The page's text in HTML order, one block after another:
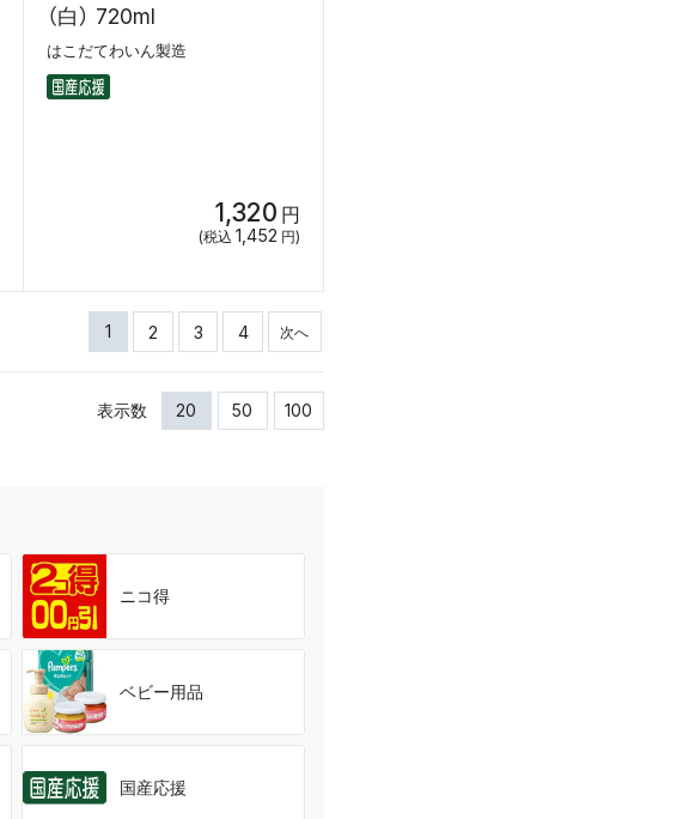
（白） 720ml
はこだてわいん製造
1,320 円
(税込 1,452 円)
1 2 3 4 次へ
表示数 20 50 100
ニコ得
ベビー用品
国産応援